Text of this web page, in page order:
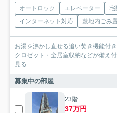
オートロック エレベーター
宅
インターネット対応
敷地内ごみ
お湯を沸かし直せる追い焚き機能付
クロゼット・全居室収納などが備え
見る
募集中の部屋
23階
37万円